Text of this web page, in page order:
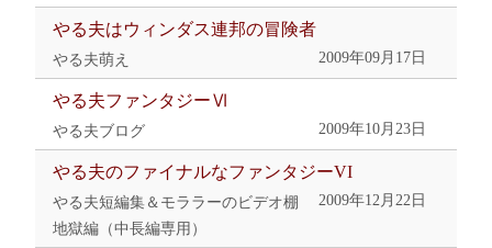
やる夫はウィンダス連邦の冒険者
やる夫萌え 2009年09月17日
やる夫ファンタジーⅥ
やる夫ブログ 2009年10月23日
やる夫のファイナルなファンタジーVI
やる夫短編集＆モララーのビデオ棚
地獄編（中長編専用）
2009年12月22日